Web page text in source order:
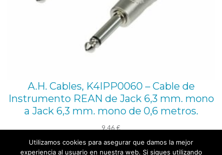
A.H. Cables, K4IPP0060 – Cable de
Instrumento REAN de Jack 6,3 mm. mono
a Jack 6,3 mm. mono de 0,6 metros.
9,46 €
Añadir al carrito
Utilizamos cookies para asegurar que damos la mejor
experiencia al usuario en nuestra web. Si sigues utilizando